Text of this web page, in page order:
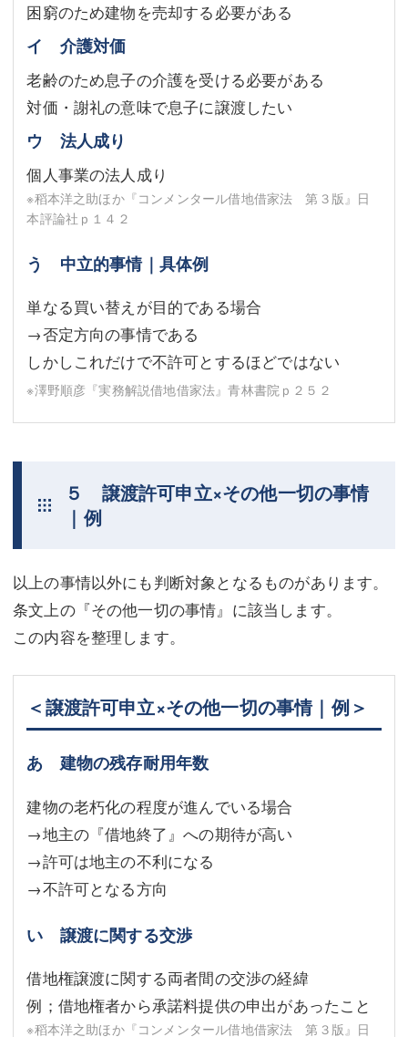
困窮のため建物を売却する必要がある
イ 介護対価
老齢のため息子の介護を受ける必要がある
対価・謝礼の意味で息子に譲渡したい
ウ 法人成り
個人事業の法人成り
※稻本洋之助ほか『コンメンタール借地借家法 第３版』日
本評論社ｐ１４２
う 中立的事情｜具体例
単なる買い替えが目的である場合
→否定方向の事情である
しかしこれだけで不許可とするほどではない
※澤野順彦『実務解説借地借家法』青林書院ｐ２５２
５ 譲渡許可申立×その他一切の事情
｜例
以上の事情以外にも判断対象となるものがあります。
条文上の『その他一切の事情』に該当します。
この内容を整理します。
＜譲渡許可申立×その他一切の事情｜例＞
あ 建物の残存耐用年数
建物の老朽化の程度が進んでいる場合
→地主の『借地終了』への期待が高い
→許可は地主の不利になる
→不許可となる方向
い 譲渡に関する交渉
借地権譲渡に関する両者間の交渉の経緯
例；借地権者から承諾料提供の申出があったこと
※稻本洋之助ほか『コンメンタール借地借家法 第３版』日